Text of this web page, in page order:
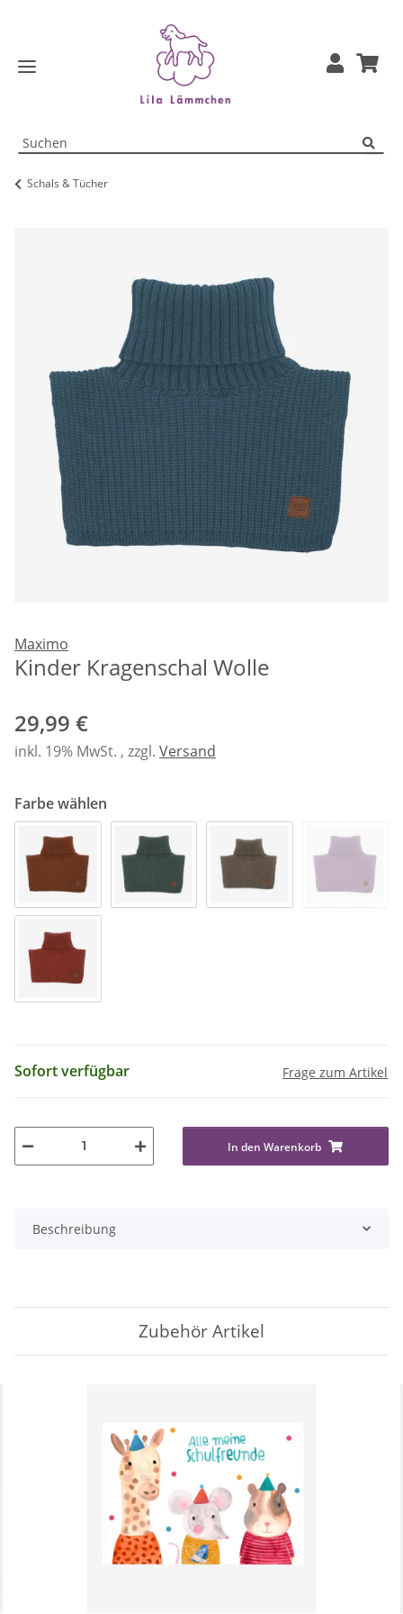
Schals & Tücher
Maximo
Kinder Kragenschal Wolle
29,99 €
inkl. 19% MwSt. , zzgl. Versand
Farbe wählen
Sofort verfügbar Frage zum Artikel
In den Warenkorb
Beschreibung
Zubehör Artikel